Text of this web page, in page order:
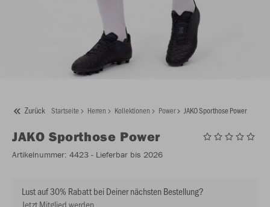
Zurück Startseite Herren Kollektionen Power JAKO Sporthose Power
JAKO Sporthose Power
Artikelnummer: 4423 - Lieferbar bis 2026
Lust auf 30% Rabatt bei Deiner nächsten Bestellung?
Jetzt Mitglied werden